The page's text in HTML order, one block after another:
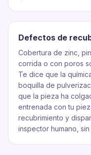
Defectos de
Cobertura de zinc,
corrida o con poros
Te dice que la
boquilla de
que la pieza ha
entrenada con tu
recubrimiento y
inspector humano, sin